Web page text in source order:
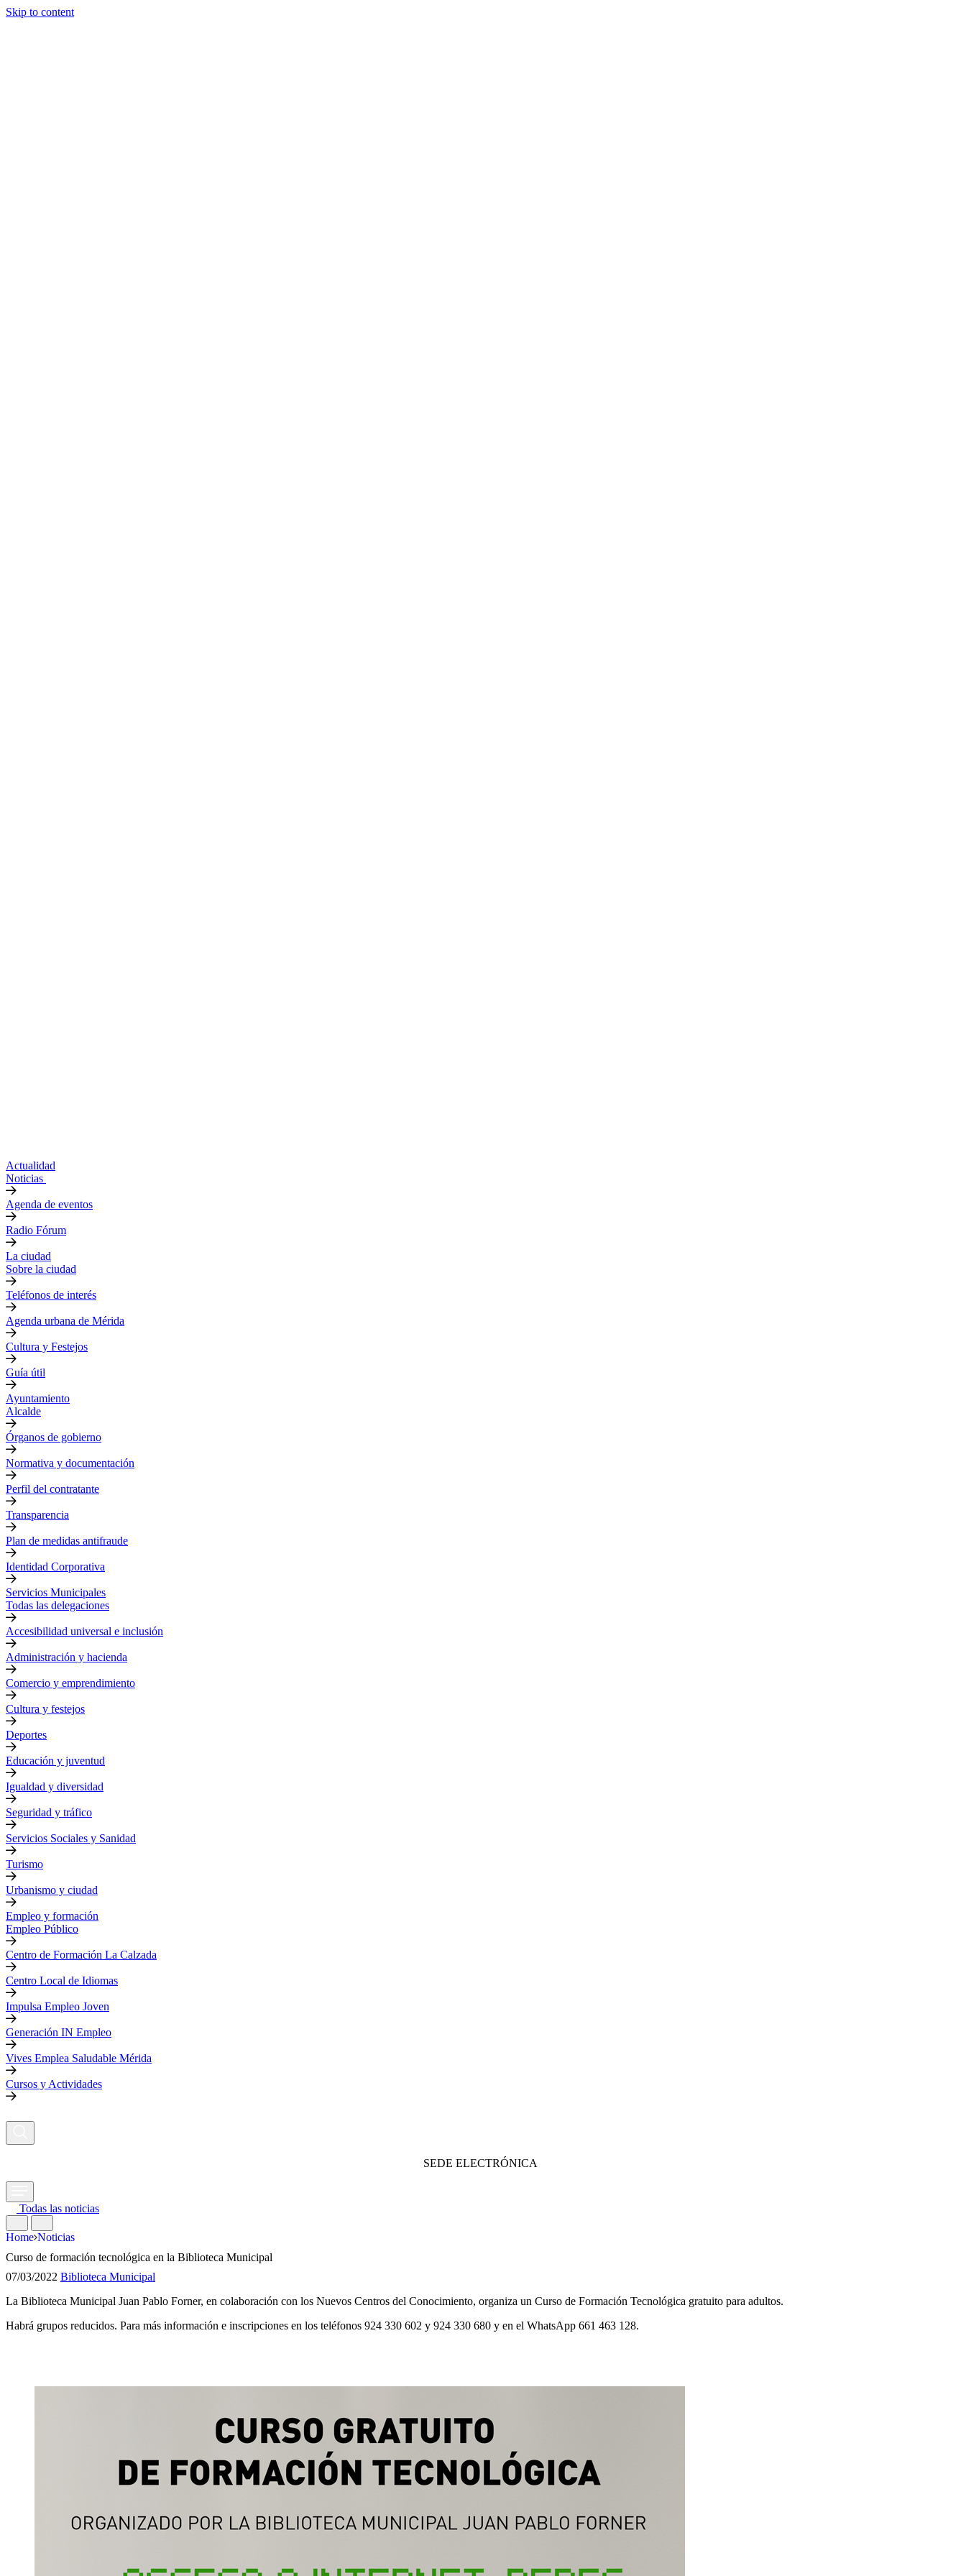
Skip to content
Actualidad
Noticias
Agenda de eventos
Radio Fórum
La ciudad
Sobre la ciudad
Teléfonos de interés
Agenda urbana de Mérida
Cultura y Festejos
Guía útil
Ayuntamiento
Alcalde
Órganos de gobierno
Normativa y documentación
Perfil del contratante
Transparencia
Plan de medidas antifraude
Identidad Corporativa
Servicios Municipales
Todas las delegaciones
Accesibilidad universal e inclusión
Administración y hacienda
Comercio y emprendimiento
Cultura y festejos
Deportes
Educación y juventud
Igualdad y diversidad
Seguridad y tráfico
Servicios Sociales y Sanidad
Turismo
Urbanismo y ciudad
Empleo y formación
Empleo Público
Centro de Formación La Calzada
Centro Local de Idiomas
Impulsa Empleo Joven
Generación IN Empleo
Vives Emplea Saludable Mérida
Cursos y Actividades
SEDE ELECTRÓNICA
Todas las noticias
Home Noticias
Curso de formación tecnológica en la Biblioteca Municipal
07/03/2022 Biblioteca Municipal
La Biblioteca Municipal Juan Pablo Forner, en colaboración con los Nuevos Centros del Conocimiento, organiza un Curso de Formación Tecnológica gratuito para adultos.
Habrá grupos reducidos. Para más información e inscripciones en los teléfonos 924 330 602 y 924 330 680 y en el WhatsApp 661 463 128.